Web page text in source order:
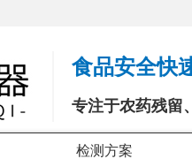
食品安全快
专注于农药残留
检测方案